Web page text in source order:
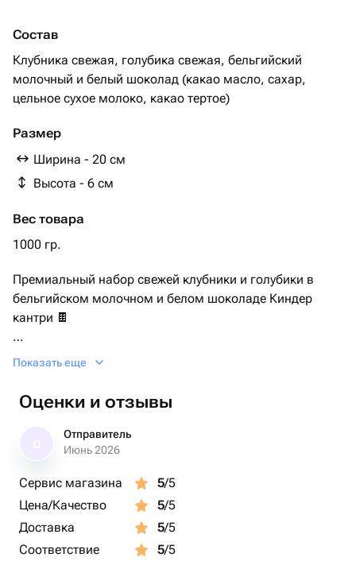
Состав
Клубника свежая, голубика свежая, бельгийский
молочный и белый шоколад (какао масло, сахар,
цельное сухое молоко, какао тертое)
Размер
Ширина - 20 см
Высота - 6 см
Вес товара
1000 гр.
Премиальный набор свежей клубники и голубики в
бельгийском молочном и белом шоколаде Киндер
кантри 🍫
Набор включает в себя:
ягод (зависит от размера)
- голубика свежая (500гр)
Набор упакован в подарочную коробку с атласной
Срок хранения ягоды при температуре в холодильнике
от +2 до +5 градусов составляет Сутки!
Показать еще
Оценки и отзывы
Отправитель
Июнь 2026
Сервис магазина 5/5
Цена/Качество
5/5
Доставка
5/5
Соответствие
5/5